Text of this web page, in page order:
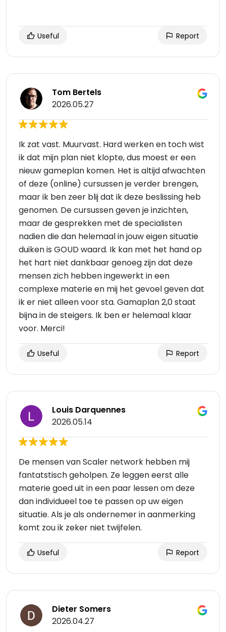
Useful Report
Tom Bertels
2026.05.27
Ik zat vast. Muurvast. Hard werken en toch wist
ik dat mijn plan niet klopte, dus moest er een
nieuw gameplan komen. Het is altijd afwachten
of deze (online) cursussen je verder brengen,
maar ik ben zeer blij dat ik deze beslissing heb
genomen. De cursussen geven je inzichten,
maar de gesprekken met de specialisten
nadien die dan helemaal in jouw eigen situatie
duiken is GOUD waard. Ik kan met het hand op
het hart niet dankbaar genoeg zijn dat deze
mensen zich hebben ingewerkt in een
complexe materie en mij het gevoel geven dat
ik er niet alleen voor sta. Gamaplan 2,0 staat
bijna in de steigers. Ik ben er helemaal klaar
voor. Merci!
Useful Report
Louis Darquennes
2026.05.14
De mensen van Scaler network hebben mij
fantatstisch geholpen. Ze leggen eerst alle
materie goed uit in een paar lessen om deze
dan individueel toe te passen op uw eigen
situatie. Als je als ondernemer in aanmerking
komt zou ik zeker niet twijfelen.
Useful Report
Dieter Somers
2026.04.27